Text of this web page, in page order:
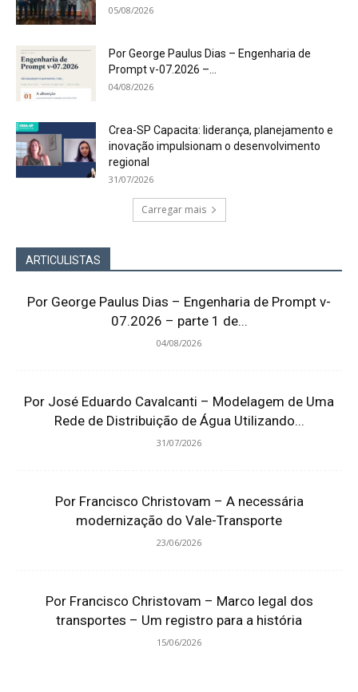
05/08/2026
Por George Paulus Dias – Engenharia de
Prompt v-07.2026 –...
04/08/2026
Crea-SP Capacita: liderança, planejamento e
inovação impulsionam o desenvolvimento
regional
31/07/2026
Carregar mais
ARTICULISTAS
Por George Paulus Dias – Engenharia de Prompt v-
07.2026 – parte 1 de...
04/08/2026
Por José Eduardo Cavalcanti – Modelagem de Uma
Rede de Distribuição de Água Utilizando...
31/07/2026
Por Francisco Christovam – A necessária
modernização do Vale-Transporte
23/06/2026
Por Francisco Christovam – Marco legal dos
transportes – Um registro para a história
15/06/2026